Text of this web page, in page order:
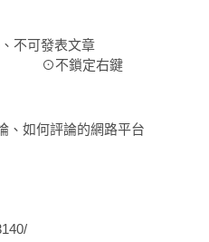
不可發表文章
⊙不鎖定右鍵
、如何評論的網路平台